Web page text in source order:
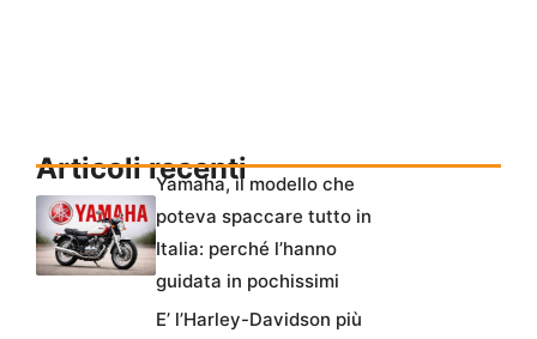
Articoli recentiYamaha, il modello che
poteva spaccare tutto in
Italia: perché l’hanno
guidata in pochissimi
E’ l’Harley-Davidson più